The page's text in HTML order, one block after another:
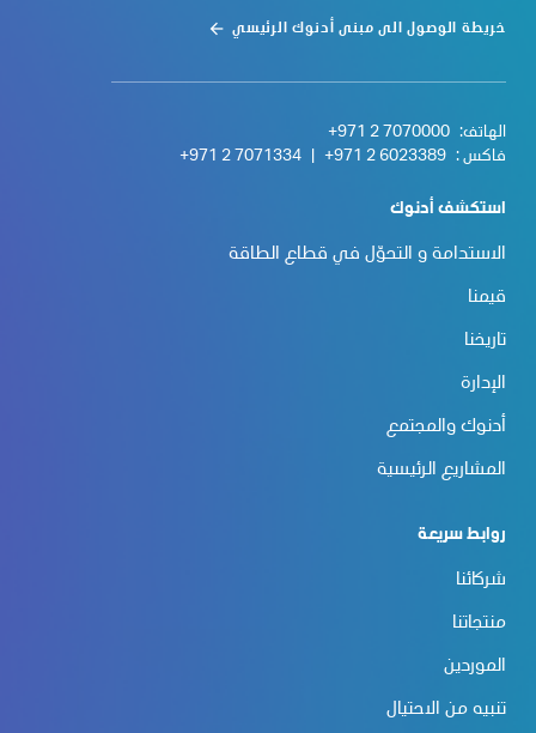
خريطة الوصول الى مبنى أدنوك الرئيسي
الهاتف: +971 2 7070000
فاكس : +971 2 6023389
+971 2 7071334
استكشف أدنوك
الاستدامة و التحوّل في قطاع الطاقة
قيمنا
تاريخنا
الإدارة
أدنوك والمجتمع
المشاريع الرئيسية
روابط سريعة
شركائنا
منتجاتنا
الموردين
تنبيه من الاحتيال